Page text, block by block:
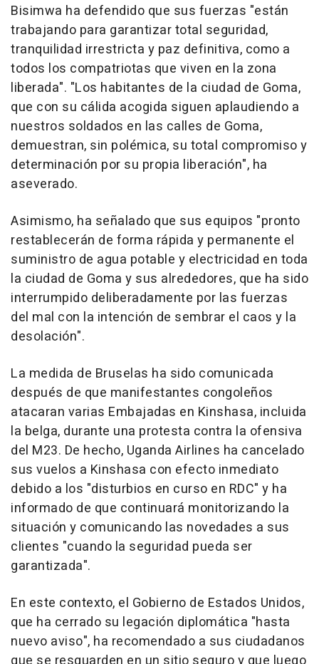
Bisimwa ha defendido que sus fuerzas "están
trabajando para garantizar total seguridad,
tranquilidad irrestricta y paz definitiva, como a
todos los compatriotas que viven en la zona
liberada". "Los habitantes de la ciudad de Goma,
que con su cálida acogida siguen aplaudiendo a
nuestros soldados en las calles de Goma,
demuestran, sin polémica, su total compromiso y
determinación por su propia liberación", ha
aseverado.
Asimismo, ha señalado que sus equipos "pronto
restablecerán de forma rápida y permanente el
suministro de agua potable y electricidad en toda
la ciudad de Goma y sus alrededores, que ha sido
interrumpido deliberadamente por las fuerzas
del mal con la intención de sembrar el caos y la
desolación".
La medida de Bruselas ha sido comunicada
después de que manifestantes congoleños
atacaran varias Embajadas en Kinshasa, incluida
la belga, durante una protesta contra la ofensiva
del M23. De hecho, Uganda Airlines ha cancelado
sus vuelos a Kinshasa con efecto inmediato
debido a los "disturbios en curso en RDC" y ha
informado de que continuará monitorizando la
situación y comunicando las novedades a sus
clientes "cuando la seguridad pueda ser
garantizada".
En este contexto, el Gobierno de Estados Unidos,
que ha cerrado su legación diplomática "hasta
nuevo aviso", ha recomendado a sus ciudadanos